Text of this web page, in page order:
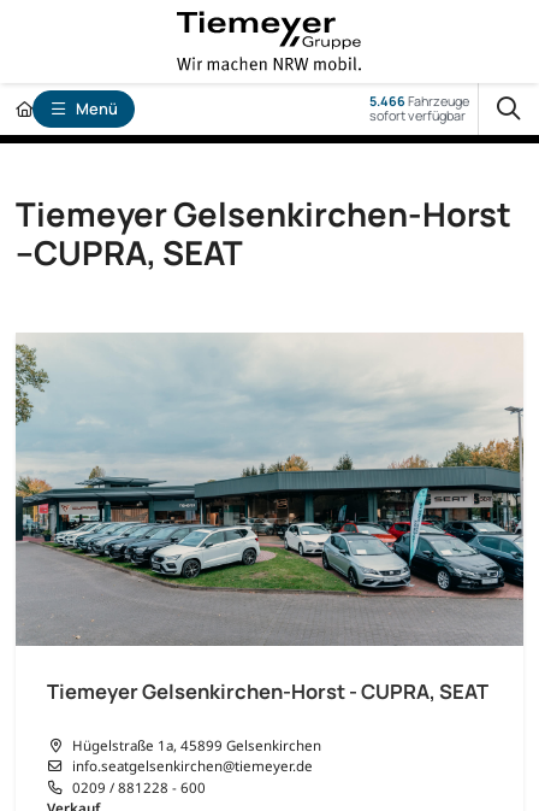
Menü 5.466Fahrzeuge
sofort verfügbar
Tiemeyer Gelsenkirchen-Horst
–CUPRA, SEAT
Tiemeyer Gelsenkirchen-Horst - CUPRA, SEAT
Hügelstraße 1a, 45899 Gelsenkirchen
info.seatgelsenkirchen@tiemeyer.de
0209 / 881228 - 600